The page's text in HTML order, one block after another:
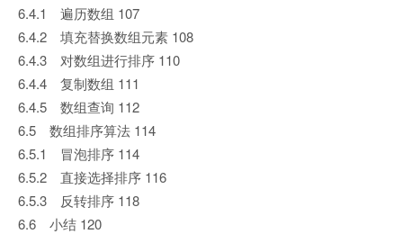
6.4.1 遍历数组 107
6.4.2 填充替换数组元素 108
6.4.3 对数组进行排序 110
6.4.4 复制数组 111
6.4.5 数组查询 112
6.5 数组排序算法 114
6.5.1 冒泡排序 114
6.5.2 直接选择排序 116
6.5.3 反转排序 118
6.6 小结 120